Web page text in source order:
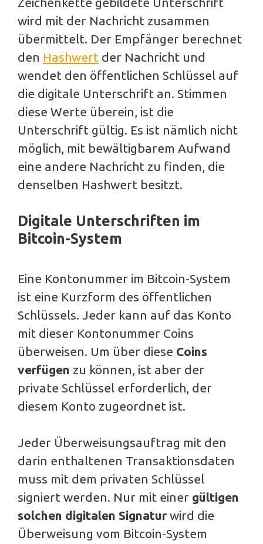
wird mit der Nachricht zusammen
übermittelt. Der Empfänger berechnet
den Hashwert der Nachricht und
wendet den öffentlichen Schlüssel auf
die digitale Unterschrift an. Stimmen
diese Werte überein, ist die
Unterschrift gültig. Es ist nämlich nicht
möglich, mit bewältigbarem Aufwand
eine andere Nachricht zu finden, die
denselben Hashwert besitzt.
Digitale Unterschriften im
Bitcoin-System
Eine Kontonummer im Bitcoin-System
ist eine Kurzform des öffentlichen
Schlüssels. Jeder kann auf das Konto
mit dieser Kontonummer Coins
überweisen. Um über diese Coins
verfügen zu können, ist aber der
private Schlüssel erforderlich, der
diesem Konto zugeordnet ist.
Jeder Überweisungsauftrag mit den
darin enthaltenen Transaktionsdaten
muss mit dem privaten Schlüssel
signiert werden. Nur mit einer gültigen
solchen digitalen Signatur wird die
Überweisung vom Bitcoin-System